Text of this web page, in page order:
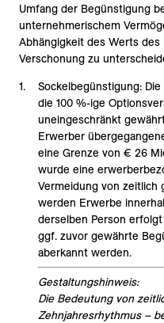
Umfang der Begünstigung
unternehmerischem
Abhängigkeit des Werts
Verschonung zu
Sockelbegünstigung:
die 100 %-ige
uneingeschränkt
Erwerber
eine Grenze von € 26
wurde eine
Vermeidung von zeitlich
werden Erwerbe
derselben Person
ggf. zuvor gewährte
aberkannt werden.
Gestaltungshinweis:
Die Bedeutung von
Zehnjahresrhythmus –